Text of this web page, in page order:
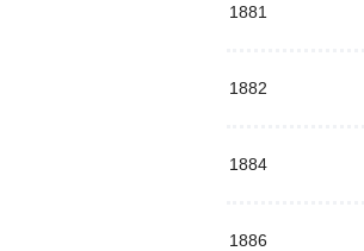
1881
1882
1884
1886